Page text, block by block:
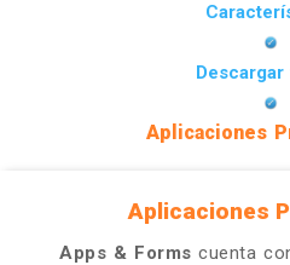
Descargar
Aplicaciones
Aplicaciones
Apps & Forms cuenta